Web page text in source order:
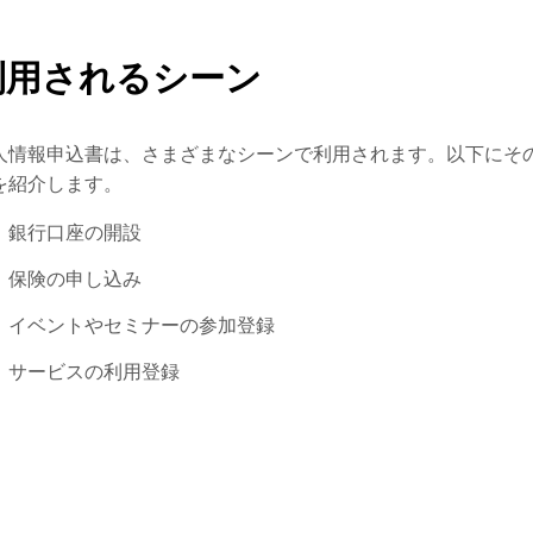
されるシーン
情報申込書は、さまざまなシーンで利用されます。以下にそ
紹介します。
銀行口座の開設
保険の申し込み
イベントやセミナーの参加登録
サービスの利用登録